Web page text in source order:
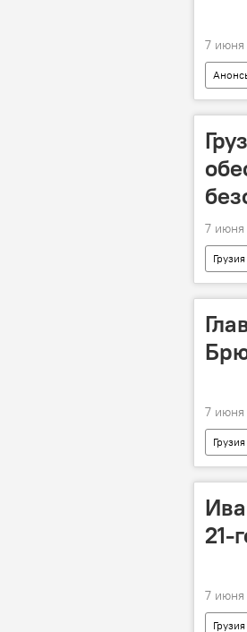
7 июня
7 июня
Грузия
7 июня
Грузия
21-
7 июня
Грузия